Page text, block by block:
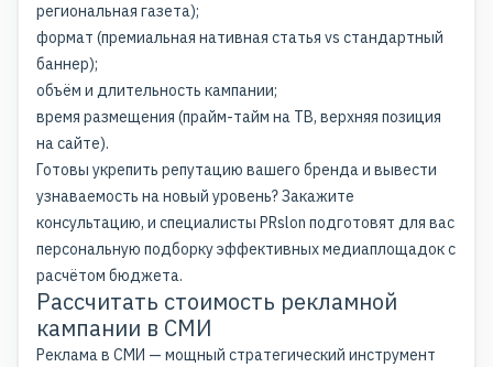
региональная газета);
формат (премиальная нативная статья vs стандартный
баннер);
объём и длительность кампании;
время размещения (прайм-тайм на ТВ, верхняя позиция
на сайте).
Готовы укрепить репутацию вашего бренда и вывести
узнаваемость на новый уровень? Закажите
консультацию, и специалисты PRslon подготовят для вас
персональную подборку эффективных медиаплощадок с
расчётом бюджета.
Рассчитать стоимость рекламной
кампании в СМИ
Реклама в СМИ — мощный стратегический инструмент